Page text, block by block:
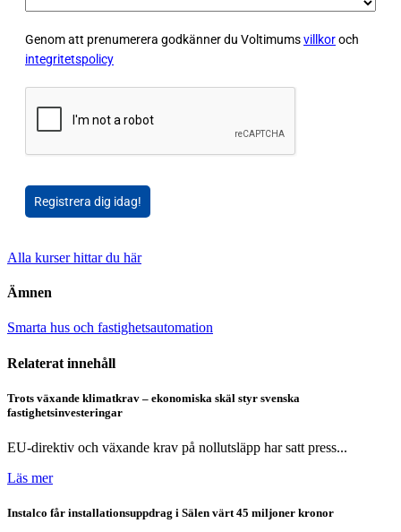
Genom att prenumerera godkänner du Voltimumsvillkoroch
integritetspolicy
Registrera dig idag!
Alla kurser hittar du här
Ämnen
Smarta hus och fastighetsautomation
Relaterat innehåll
Trots växande klimatkrav – ekonomiska skäl styr svenska
fastighetsinvesteringar
EU-direktiv och växande krav på nollutsläpp har satt press...
Läs mer
Instalco får installationsuppdrag i Sälen värt 45 miljoner kronor